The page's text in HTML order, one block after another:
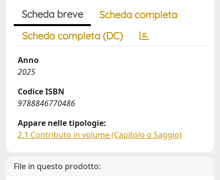
Scheda breve
Scheda completa
Scheda completa (DC)
Anno
2025
Codice ISBN
9788846770486
Appare nelle tipologie:
2.1 Contributo in volume (Capitolo o Saggio)
File in questo prodotto: